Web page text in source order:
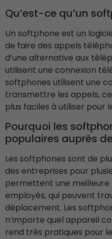
Qu’est-ce qu’un
Un softphone est un
de faire des appels
d’une alternative aux
utilisent une connexion
softphones utilisent une
transmettre les appels,
plus faciles à utiliser pour
Pourquoi les
populaires auprès
Les softphones sont de
des entreprises pour
permettent une meilleure
employés, qui peuvent
déplacement. Les
n’importe quel appareil
rend très pratiques pour